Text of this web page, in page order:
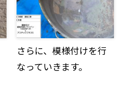
さらに、模様付けを行
なっていきます。